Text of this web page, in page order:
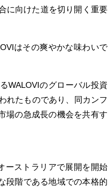
に向けた道を切り開く重要
はその爽やかな味わいで
WALOVIのグローバル投資
れたものであり、同カンフ
場の急成長の機会を共有す
ーストラリアで展開を開始
段階である地域での本格的